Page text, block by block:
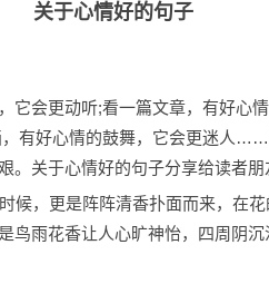
关于心情好的句子
它会更动听;看一篇文章，有好心
有好心情的鼓舞，它会更迷人
。关于心情好的句子分享给读者朋
候，更是阵阵清香扑面而来，在
鸟雨花香让人心旷神怡，四周阴